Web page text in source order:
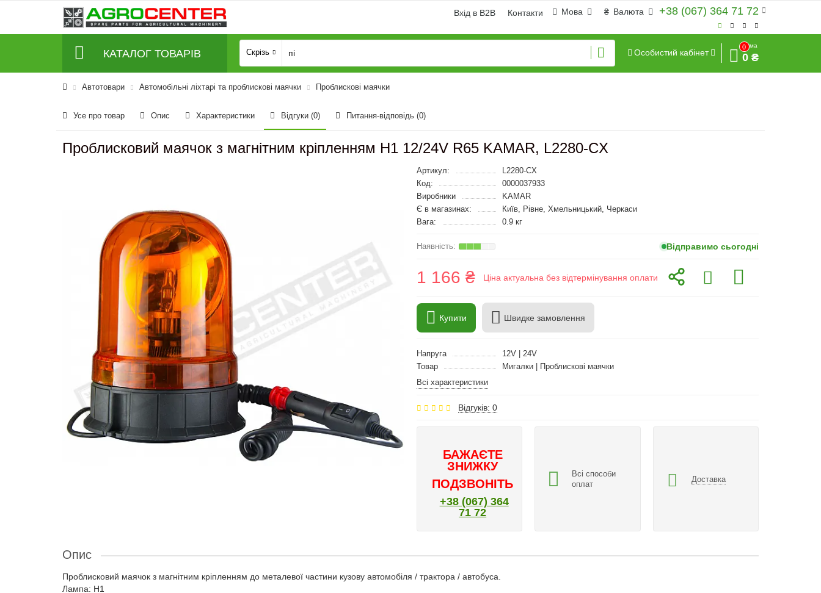
+38 (067) 364 71 72
₴ Валюта
Мова
Вхід в B2B Контакти
КАТАЛОГ ТОВАРІВ Скрізь Особистий кабінет
0
Сума
0 ₴
Автотовари Автомобільні ліхтарі та проблискові маячки Проблискові маячки
Усе про товар Опис Характеристики Відгуки (0) Питання-відповідь (0)
Проблисковий маячок з магнітним кріпленням H1 12/24V R65 KAMAR, L2280-CX
Артикул:
L2280-CX
Код:
0000037933
Виробники
KAMAR
Є в магазинах:
Київ, Рівне, Хмельницький, Черкаси
Вага:
0.9 кг
Відправимо сьогодні
1 166 ₴ Ціна актуальна без відтермінування оплати
Купити Швидке замовлення
Напруга
12V | 24V
Товар
Мигалки | Проблискові маячки
Всі характеристики
Відгуків: 0
БАЖАЄТЕ
ЗНИЖКУ
ПОДЗВОНІТЬ
+38 (067) 364
71 72
Всі способи
оплат
Доставка
Опис
Проблисковий маячок з магнітним кріпленням до металевої частини кузову автомобіля / трактора / автобуса.
Лампа: H1